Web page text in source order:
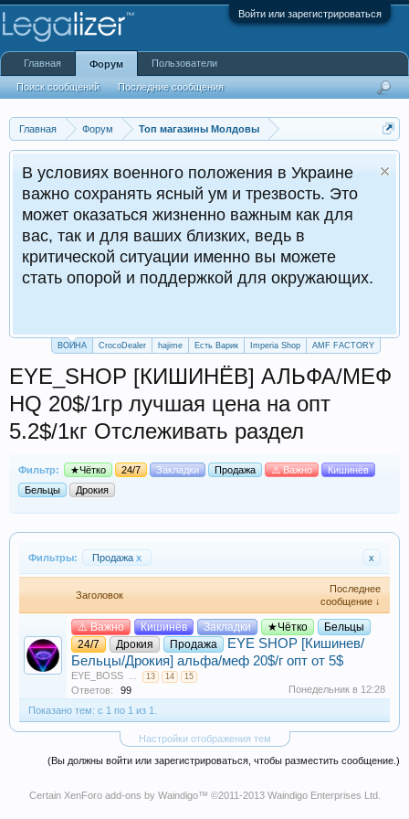
Войти или зарегистрироваться
Главная Форум Топ магазины Молдовы
В условиях военного положения в Украине
важно сохранять ясный ум и трезвость. Это
может оказаться жизненно важным как для
вас, так и для ваших близких, ведь в
критической ситуации именно вы можете
стать опорой и поддержкой для окружающих.
ВОЙНА CrocoDealer hajime Есть Варик Imperia Shop AMF FACTORY
EYE_SHOP [КИШИНЁВ] АЛЬФА/МЕФ
HQ 20$/1гр лучшая цена на опт
5.2$/1кг Отслеживать раздел
Фильтр: ★Чётко 24/7 Закладки Продажа ⚠️ Важно
Кишинёв
Бельцы
Дрокия
Фильтры: Продажа x x
Заголовок
Последнее
сообщение ↓
⚠️ Важно Кишинёв Закладки ★Чётко
Бельцы
24/7
Дрокия Продажа
EYE SHOP [Кишинев/
Бельцы/Дрокия] альфа/меф 20$/г опт от 5$
EYE_BOSS ... 13 14 15
Ответов: 99
Понедельник в 12:28
Показано тем: с 1 по 1 из 1.
Настройки отображения тем
(Вы должны войти или зарегистрироваться, чтобы разместить сообщение.)
Certain XenForo add-ons by Waindigo™ ©2011-2013 Waindigo Enterprises Ltd.
Главная Форум
Поиск сообщений Последние сообщения
Пользователи